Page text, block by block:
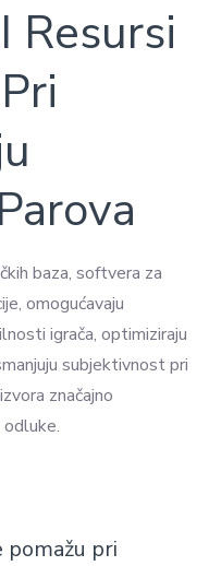
Resursi
baza, softvera za
omogućavaju
igrača, optimiziraju
subjektivnost pri
značajno
pomažu pri